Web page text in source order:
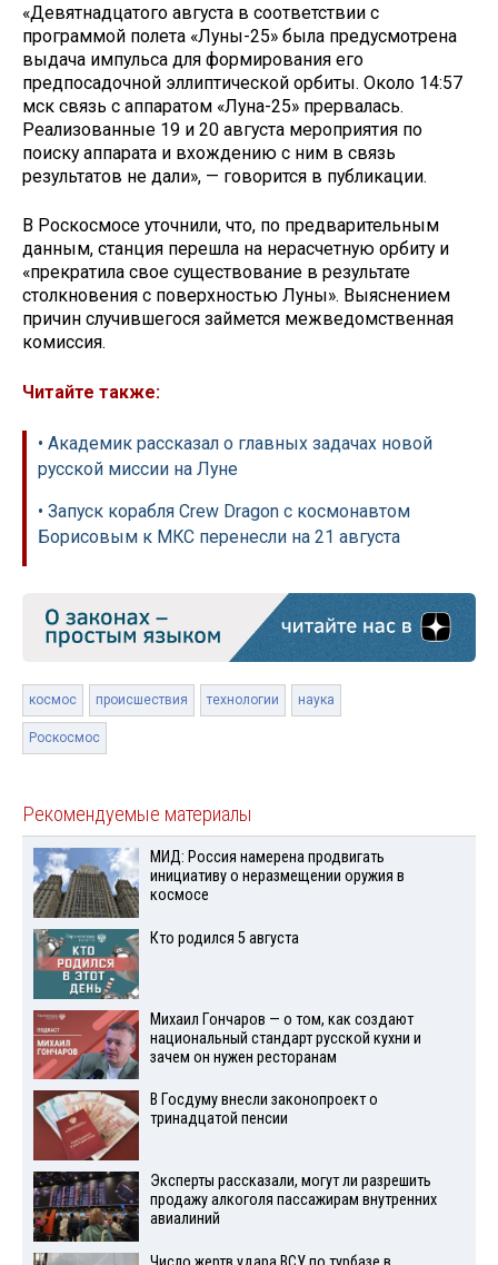
«Девятнадцатого августа в соответствии с
программой полета «Луны-25» была предусмотрена
выдача импульса для формирования его
предпосадочной эллиптической орбиты. Около 14:57
мск связь с аппаратом «Луна-25» прервалась.
Реализованные 19 и 20 августа мероприятия по
поиску аппарата и вхождению с ним в связь
результатов не дали», — говорится в публикации.
В Роскосмосе уточнили, что, по предварительным
данным, станция перешла на нерасчетную орбиту и
«прекратила свое существование в результате
столкновения с поверхностью Луны». Выяснением
причин случившегося займется межведомственная
комиссия.
Читайте также:
• Академик рассказал о главных задачах новой
русской миссии на Луне
• Запуск корабля Crew Dragon с космонавтом
Борисовым к МКС перенесли на 21 августа
космос происшествия технологии наука
Роскосмос
Рекомендуемые материалы
МИД: Россия намерена продвигать
инициативу о неразмещении оружия в
космосе
Кто родился 5 августа
Михаил Гончаров — о том, как создают
национальный стандарт русской кухни и
зачем он нужен ресторанам
В Госдуму внесли законопроект о
тринадцатой пенсии
Эксперты рассказали, могут ли разрешить
продажу алкоголя пассажирам внутренних
авиалиний